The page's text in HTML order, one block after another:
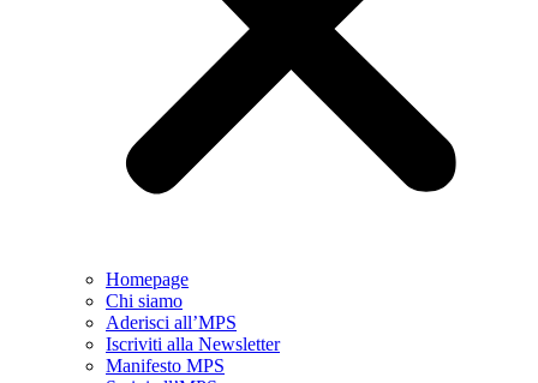
Homepage
Chi siamo
Aderisci all’MPS
Iscriviti alla Newsletter
Manifesto MPS